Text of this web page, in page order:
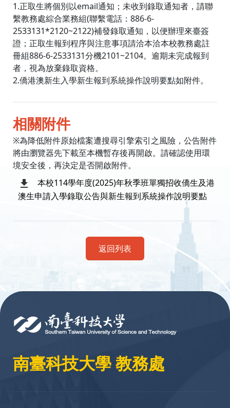
1.正取生將個別以email通知；未收到錄取通知者，請聯
繫教務處綜合業務組(聯繫電話：886-6-
2533131*2120~2122)補發錄取通知，以便辦理來臺簽
證；正取生報到程序與注意事項請洽本洽本校教務處註
冊組886-6-2533131分機2101~2104。逾期未完成報到
者，視為放棄錄取資格。
2.僑港澳新生入學新生報到系統操作說明要點如附件。
相關附件
※為降低附件原始檔案遭搜尋引擎索引之風險，公告附件
將由瀏覽器先下載至本機暫存後再開啟。請確認使用環
境安全後，再決定是否開啟附件。
本校114學年度(2025)年秋季班單獨招收僑生及港
澳生申請入學錄取公告與新生報到系統操作說明要點
返回列表
南臺科技大學 教務處